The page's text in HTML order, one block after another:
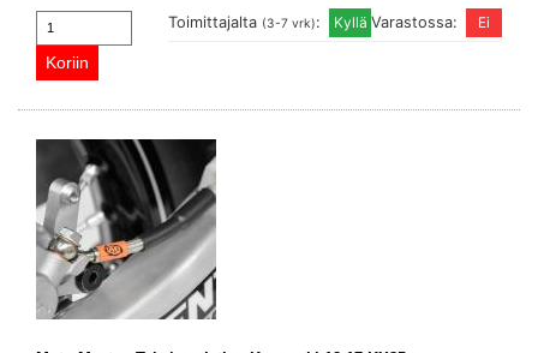
Varastossa:
Toimittajalta (3-7 vrk):